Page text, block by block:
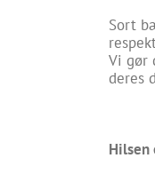
Sort
Vi gør
deres
Hilsen